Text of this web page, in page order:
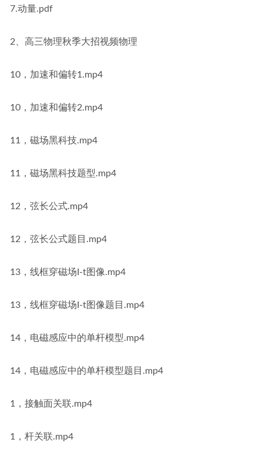
7.动量.pdf
2、高三物理秋季大招视频物理
10，加速和偏转1.mp4
10，加速和偏转2.mp4
11，磁场黑科技.mp4
11，磁场黑科技题型.mp4
12，弦长公式.mp4
12，弦长公式题目.mp4
13，线框穿磁场I-t图像.mp4
13，线框穿磁场I-t图像题目.mp4
14，电磁感应中的单杆模型.mp4
14，电磁感应中的单杆模型题目.mp4
1，接触面关联.mp4
1，杆关联.mp4